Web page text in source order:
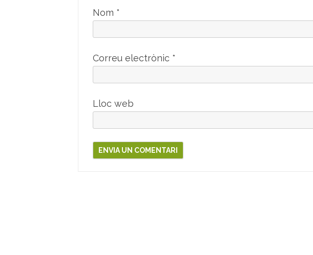
Nom *
Correu electrònic *
Lloc web